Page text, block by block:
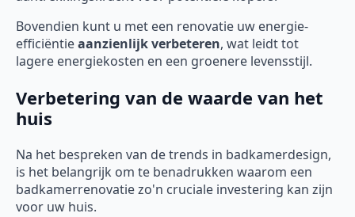
Bovendien kunt u met een renovatie uw energie-
efficiëntieaanzienlijk verbeteren, wat leidt tot
lagere energiekosten en een groenere levensstijl.
Verbetering van de waarde van het
huis
Na het bespreken van de trends in badkamerdesign,
is het belangrijk om te benadrukken waarom een
badkamerrenovatie zo'n cruciale investering kan zijn
voor uw huis.